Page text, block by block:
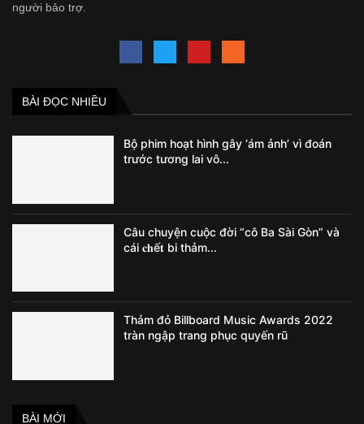
người bảo trợ.
BÀI ĐỌC NHIỀU
Bộ phim hoạt hình gây ‘ám ảnh’ vì đoán
trước tương lai vô...
Câu chuyện cuộc đời “cô Ba Sài Gòn” và
cái 𝐜𝐡ế𝐭 bi thảm...
Thảm đỏ Billboard Music Awards 2022
tràn ngập trang phục quyến rũ
BÀI MỚI